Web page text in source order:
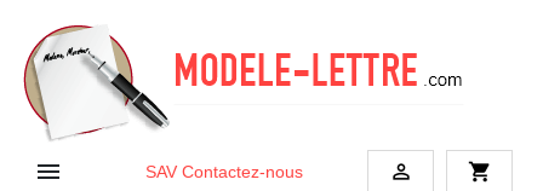
 SAV Contactez-nous  shopping_cart